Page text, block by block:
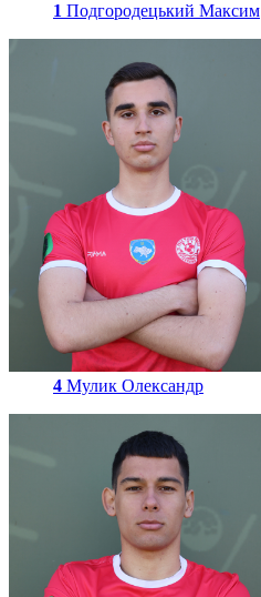
1 Подгородецький Максим
4 Мулик Олександр